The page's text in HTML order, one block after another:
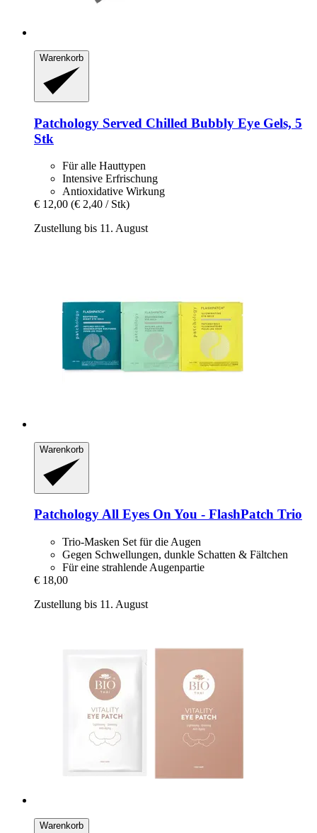
Warenkorb
Patchology Served Chilled Bubbly Eye Gels, 5
Stk
Für alle Hauttypen
Intensive Erfrischung
Antioxidative Wirkung
€ 12,00 (€ 2,40 / Stk)
Zustellung bis 11. August
Warenkorb
PatchologyAll Eyes On You -​ FlashPatch Trio
Trio-Masken Set für die Augen
Gegen Schwellungen, dunkle Schatten & Fältchen
Für eine strahlende Augenpartie
€ 18,00
Zustellung bis 11. August
Warenkorb